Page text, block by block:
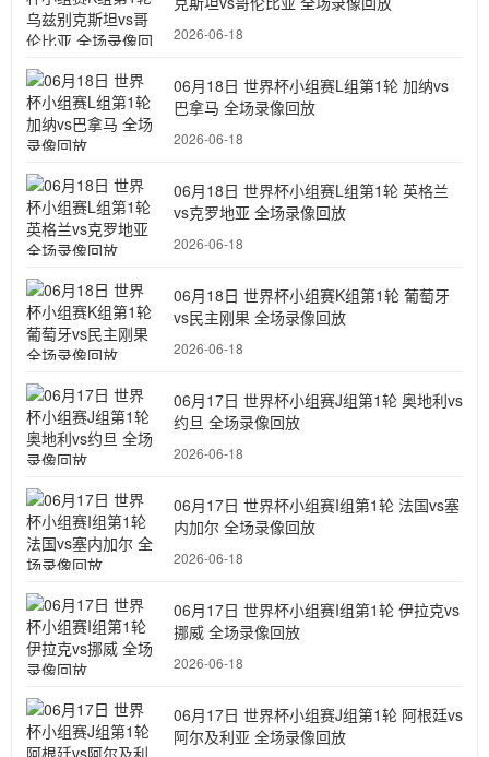
2026-06-18
06月18日 世界杯小组赛L组第1轮 加纳vs
巴拿马 全场录像回放
2026-06-18
06月18日 世界杯小组赛L组第1轮 英格兰
vs克罗地亚 全场录像回放
2026-06-18
06月18日 世界杯小组赛K组第1轮 葡萄牙
vs民主刚果 全场录像回放
2026-06-18
06月17日 世界杯小组赛J组第1轮 奥地利vs
约旦 全场录像回放
2026-06-18
06月17日 世界杯小组赛I组第1轮 法国vs塞
内加尔 全场录像回放
2026-06-18
06月17日 世界杯小组赛I组第1轮 伊拉克vs
挪威 全场录像回放
2026-06-18
06月17日 世界杯小组赛J组第1轮 阿根廷vs
阿尔及利亚 全场录像回放